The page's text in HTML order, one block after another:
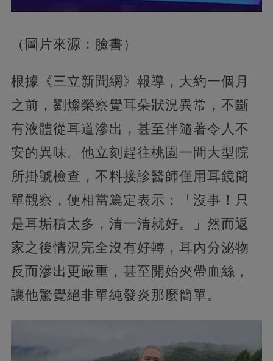
（圖片來源：臉書）
根據《三立新聞網》報導，大約一個月
之前，劉燦榮察覺耳朵狀況異常，不斷
有液體從耳道滲出，甚至伴隨著令人不
安的異味。他立刻趕往桃園一間大型院
所掛號檢查，不料接診醫師僅用耳鏡簡
單觀察，便相當篤定表示：「沒事！只
是耳垢積太多，清一清就好。」然而返
家之後情況完全沒有好轉，耳內分泌物
反而滲出更嚴重，甚至開始夾帶血絲，
讓他驚覺絕非單純發炎那麼簡單。